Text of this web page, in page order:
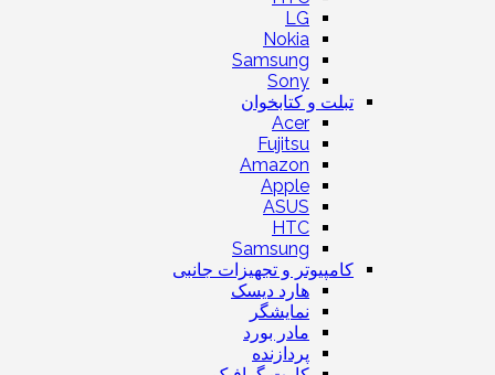
LG
Nokia
Samsung
Sony
تبلت و کتابخوان
Acer
Fujitsu
Amazon
Apple
ASUS
HTC
Samsung
کامپیوتر و تجهیزات جانبی
هارد دیسک
نمایشگر
مادر بورد
پردازنده